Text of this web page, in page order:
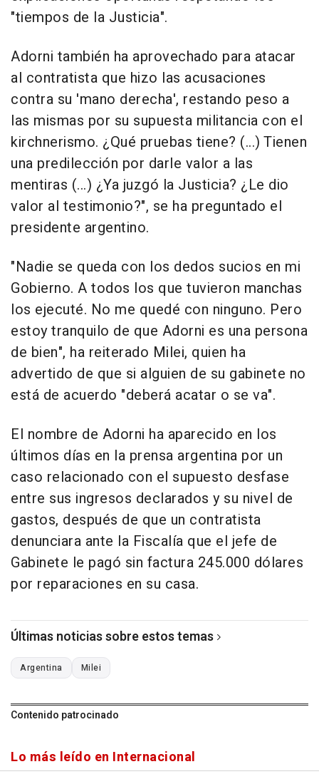
"tiempos de la Justicia".
Adorni también ha aprovechado para atacar
al contratista que hizo las acusaciones
contra su 'mano derecha', restando peso a
las mismas por su supuesta militancia con el
kirchnerismo. ¿Qué pruebas tiene? (...) Tienen
una predilección por darle valor a las
mentiras (...) ¿Ya juzgó la Justicia? ¿Le dio
valor al testimonio?", se ha preguntado el
presidente argentino.
"Nadie se queda con los dedos sucios en mi
Gobierno. A todos los que tuvieron manchas
los ejecuté. No me quedé con ninguno. Pero
estoy tranquilo de que Adorni es una persona
de bien", ha reiterado Milei, quien ha
advertido de que si alguien de su gabinete no
está de acuerdo "deberá acatar o se va".
El nombre de Adorni ha aparecido en los
últimos días en la prensa argentina por un
caso relacionado con el supuesto desfase
entre sus ingresos declarados y su nivel de
gastos, después de que un contratista
denunciara ante la Fiscalía que el jefe de
Gabinete le pagó sin factura 245.000 dólares
por reparaciones en su casa.
Últimas noticias sobre estos temas
Argentina Milei
Contenido patrocinado
Lo más leído en Internacional